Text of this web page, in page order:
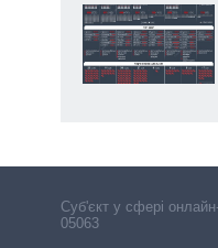
Cуб'єкт у сфері
05063